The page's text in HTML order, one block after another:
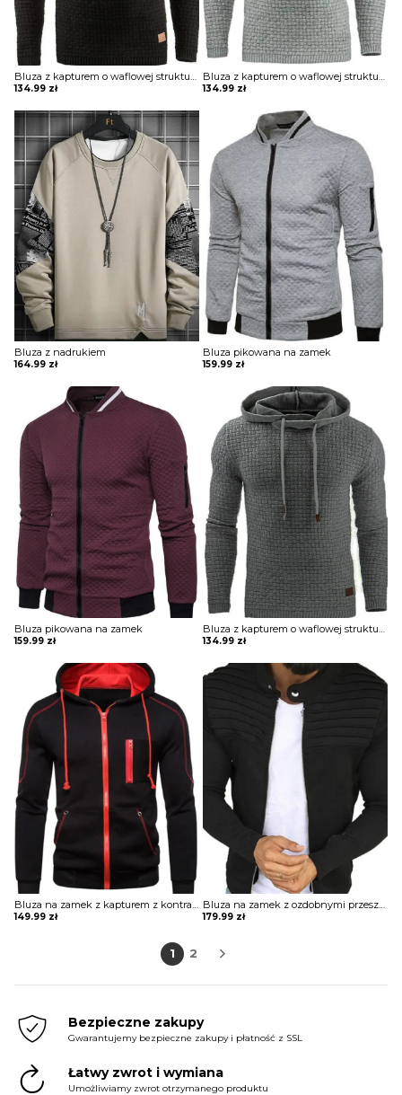
134.99 zł 134.99 zł
Bluza z nadrukiem
164.99 zł
Bluza pikowana na zamek
159.99 zł
Bluza pikowana na zamek
159.99 zł 134.99 zł
Bluza na zamek z kapturem z kontrastowymi lamówkami
149.99 zł
Bluza na zamek z ozdobnymi przeszyciami
179.99 zł
1 2
Bezpieczne zakupy
Gwarantujemy bezpieczne zakupy i płatność z SSL
Łatwy zwrot i wymiana
Umożliwiamy zwrot otrzymanego produktu